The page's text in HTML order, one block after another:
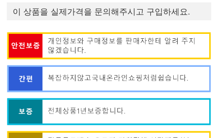
이 상품을 실제가격을 문의해주시고 구입하세요.